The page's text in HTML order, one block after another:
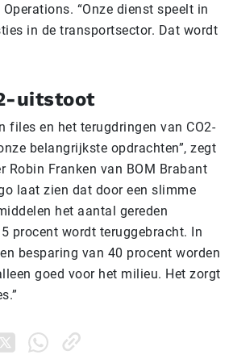
“Onze dienst speelt in
in de transportsector. Dat wordt
uitstoot
files en het terugdringen van CO2-
belangrijkste opdrachten”, zegt
Robin Franken van BOM Brabant
laat zien dat door een slimme
het aantal gereden
procent wordt teruggebracht. In
besparing van 40 procent worden
goed voor het milieu. Het zorgt